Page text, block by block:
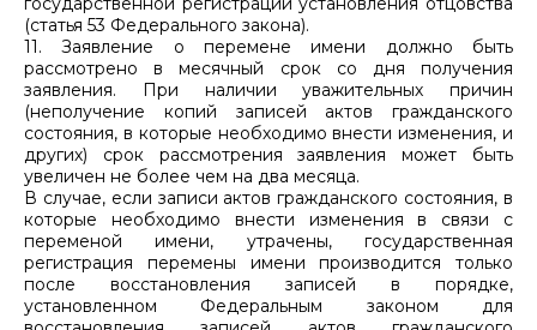
(статья 53 Федерального закона).
11. Заявление о перемене имени должно быть
рассмотрено в месячный срок со дня получения
заявления. При наличии уважительных причин
(неполучение копий записей актов гражданского
состояния, в которые необходимо внести изменения, и
других) срок рассмотрения заявления может быть
увеличен не более чем на два месяца.
В случае, если записи актов гражданского состояния, в
которые необходимо внести изменения в связи с
переменой имени, утрачены, государственная
регистрация перемены имени производится только
после восстановления записей в порядке,
установленном Федеральным законом для